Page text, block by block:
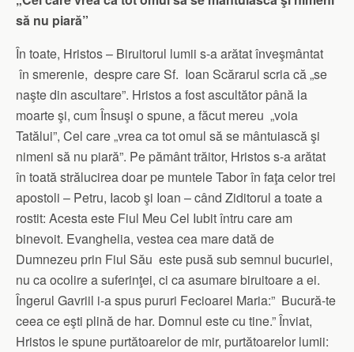
să nu piară”
În toate, Hristos – Biruitorul lumii s-a arătat înveşmântat
în smerenie, despre care Sf. Ioan Scărarul scria că „se
naşte din ascultare”. Hristos a fost ascultător până la
moarte şi, cum Însuşi o spune, a făcut mereu „voia
Tatălui”, Cel care „vrea ca tot omul să se mântuiască şi
nimeni să nu piară”. Pe pământ trăitor, Hristos s-a arătat
în toată strălucirea doar pe muntele Tabor în faţa celor trei
apostoli – Petru, Iacob şi Ioan – când Ziditorul a toate a
rostit: Acesta este Fiul Meu Cel Iubit întru care am
binevoit. Evanghelia, vestea cea mare dată de
Dumnezeu prin Fiul Său este pusă sub semnul bucuriei,
nu ca ocolire a suferinţei, ci ca asumare biruitoare a ei.
Îngerul Gavriil i-a spus pururi Fecioarei Maria:” Bucură-te
ceea ce eşti plină de har. Domnul este cu tine.” Înviat,
Hristos le spune purtătoarelor de mir, purtătoarelor lumii: